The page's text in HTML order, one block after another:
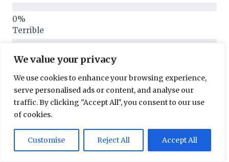
We value your privacy
We use cookies to enhance your browsing experience,
serve personalised ads or content, and analyse our
traffic. By clicking "Accept All", you consent to our use
of cookies.
Customise Reject All Accept All
Terrible
There are no reviews yet. Be the first one to
write one.